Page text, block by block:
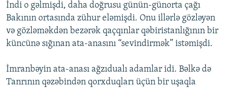
İndi o gəlmişdi, daha doğrusu günün-günorta çağı
Bakının ortasında zühur eləmişdi. Onu illərlə gözləyən
və gözləməkdən bezərək qaçqınlar qəbiristanlığının bir
küncünə sığınan ata-anasını “sevindirmək” istəmişdi.
İmranbəyin ata-anası ağzıdualı adamlar idi. Bəlkə də
Tanrının qəzəbindən qorxduqları üçün bir uşaqla